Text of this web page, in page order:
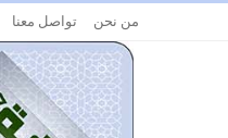
من نحن تواصل معنا